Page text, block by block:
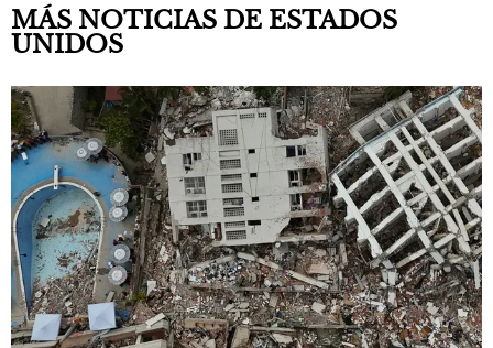
MÁS NOTICIAS DE ESTADOS
UNIDOS